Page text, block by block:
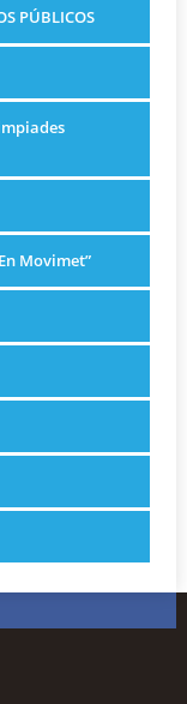
PÚBLICOS
Movimet”